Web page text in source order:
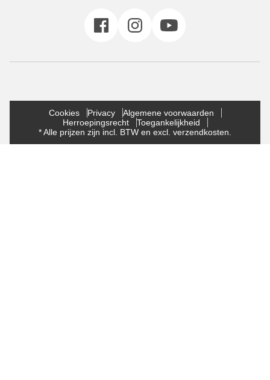
Cookies Privacy
Algemene voorwaarden
Herroepingsrecht
Toegankelijkheid
* Alle prijzen zijn incl. BTW en excl. verzendkosten.